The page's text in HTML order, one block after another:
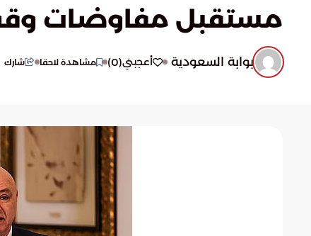
مستقبل مفاوضات وقف
بوابة السعودية أعجبني(
0
) مشاهدة لاحقا شارك